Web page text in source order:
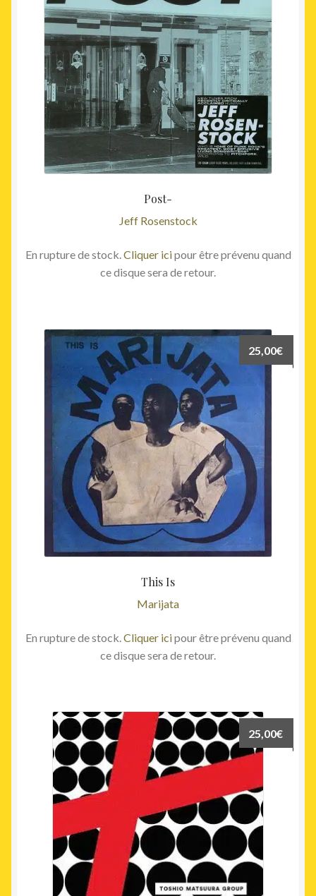
Post-
Jeff Rosenstock
était :
35,00€.
En rupture de stock. Cliquer icipour être prévenu quand
ce disque sera de retour.
This Is
Marijata
25,00€
En rupture de stock. Cliquer icipour être prévenu quand
ce disque sera de retour.
25,00€